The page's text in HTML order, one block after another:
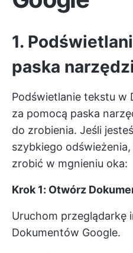
1.
paska narzędzi
Podświetlanie tekstu w
za pomocą paska
do zrobienia. Jeśli
szybkiego
zrobić w mgnieniu oka:
Krok 1: Otwórz
Uruchom przeglądarkę
Dokumentów Google.